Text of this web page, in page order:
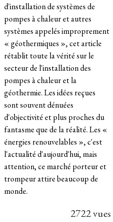
d'installation de systèmes de
pompes à chaleur et autres
systèmes appelés improprement
« géothermiques », cet article
rétablit toute la vérité sur le
secteur de l'installation des
pompes à chaleur et la
géothermie. Les idées reçues
sont souvent dénuées
d'objectivité et plus proches du
fantasme que de la réalité. Les «
énergies renouvelables », c'est
l'actualité d'aujourd'hui, mais
attention, ce marché porteur et
trompeur attire beaucoup de
monde.
2722 vues